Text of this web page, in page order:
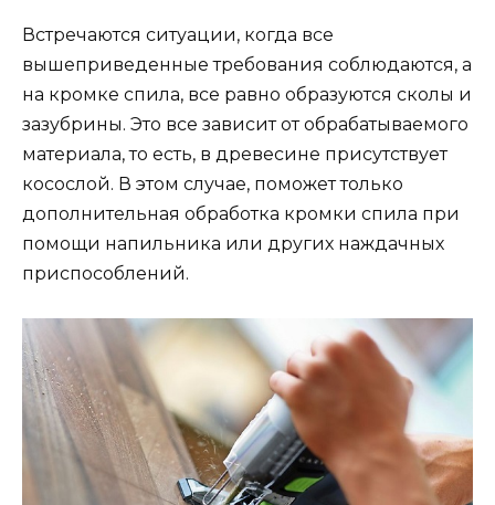
Встречаются ситуации, когда все
вышеприведенные требования соблюдаются, а
на кромке спила, все равно образуются сколы и
зазубрины. Это все зависит от обрабатываемого
материала, то есть, в древесине присутствует
косослой. В этом случае, поможет только
дополнительная обработка кромки спила при
помощи напильника или других наждачных
приспособлений.